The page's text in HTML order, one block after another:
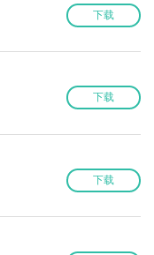
下载
下载
下载